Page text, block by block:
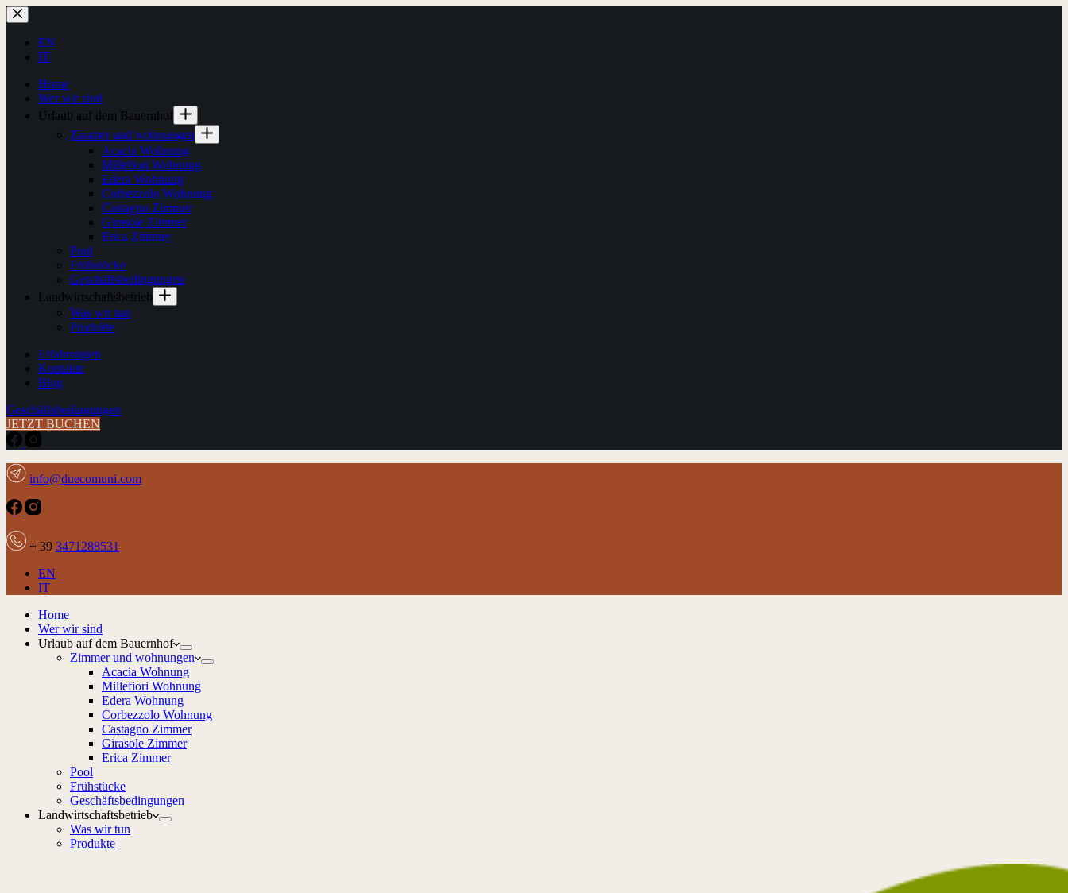
Zum
Inhalt
springen
EN
IT
Home
Wer wir sind
Urlaub auf dem Bauernhof
Zimmer und wohnungen
Acacia Wohnung
Millefiori Wohnung
Edera Wohnung
Corbezzolo Wohnung
Castagno Zimmer
Girasole Zimmer
Erica Zimmer
Pool
Frühstücke
Geschäftsbedingungen
Landwirtschaftsbetrieb
Was wir tun
Produkte
Erfahrungen
Kontakte
Blog
Geschäftsbedingungen
JETZT BUCHEN
info@duecomuni.com
+ 39 3471288531
EN
IT
Home
Wer wir sind
Urlaub auf dem Bauernhof
Zimmer und wohnungen
Acacia Wohnung
Millefiori Wohnung
Edera Wohnung
Corbezzolo Wohnung
Castagno Zimmer
Girasole Zimmer
Erica Zimmer
Pool
Frühstücke
Geschäftsbedingungen
Landwirtschaftsbetrieb
Was wir tun
Produkte